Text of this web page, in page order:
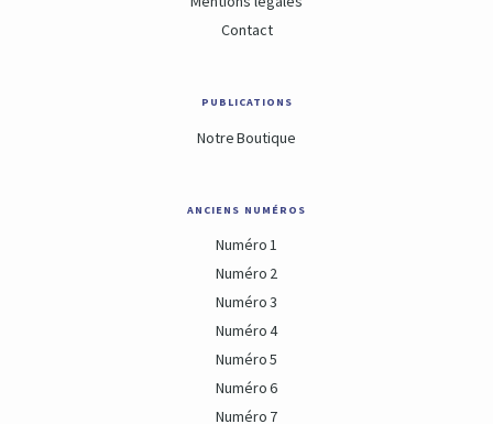
Contact
publications
Notre Boutique
anciens numéros
Numéro 1
Numéro 2
Numéro 3
Numéro 4
Numéro 5
Numéro 6
Numéro 7